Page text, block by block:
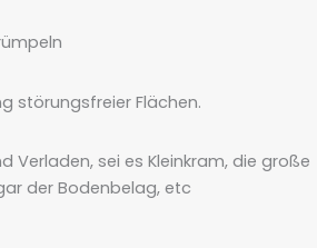
störungsfreier Flächen.
Verladen, sei es Kleinkram, die große
der Bodenbelag, etc